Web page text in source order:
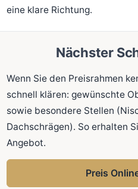
eine klare Richtung.
Nächster
Wenn Sie den Preisrahmen
schnell klären: gewünschte
sowie besondere Stellen
Dachschrägen). So erhalten
Angebot.
Preis